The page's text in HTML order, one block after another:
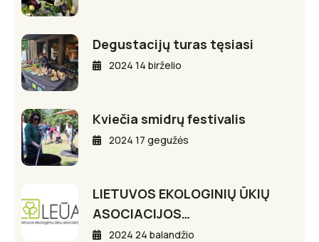
Degustacijų turas tęsiasi
2024 14 birželio
Kviečia smidrų festivalis
2024 17 gegužės
LIETUVOS EKOLOGINIŲ ŪKIŲ
ASOCIACIJOS…
2024 24 balandžio